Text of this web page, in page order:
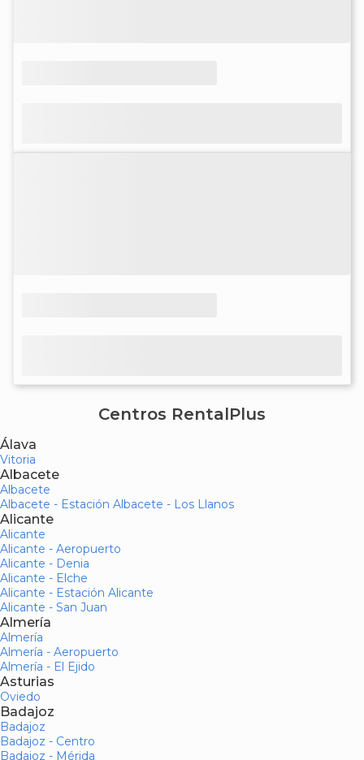
Centros RentalPlus
Álava
Vitoria
Albacete
Albacete
Albacete - Estación Albacete - Los Llanos
Alicante
Alicante
Alicante - Aeropuerto
Alicante - Denia
Alicante - Elche
Alicante - Estación Alicante
Alicante - San Juan
Almería
Almería
Almería - Aeropuerto
Almería - El Ejido
Asturias
Oviedo
Badajoz
Badajoz
Badajoz - Centro
Badajoz - Mérida